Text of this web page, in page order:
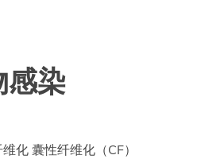
感染
化 囊性纤维化（CF）